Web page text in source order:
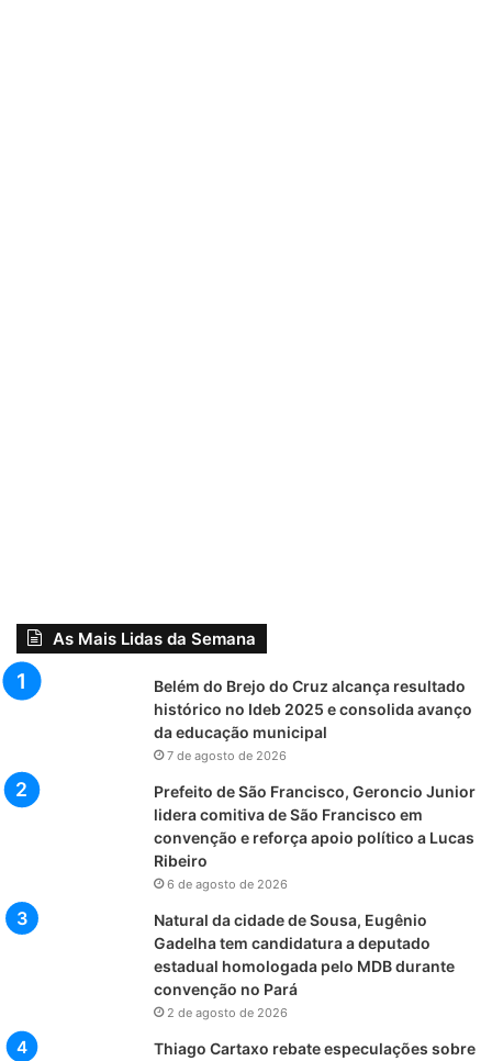
As Mais Lidas da Semana
Belém do Brejo do Cruz alcança resultado
histórico no Ideb 2025 e consolida avanço
da educação municipal
7 de agosto de 2026
Prefeito de São Francisco, Geroncio Junior
lidera comitiva de São Francisco em
convenção e reforça apoio político a Lucas
Ribeiro
6 de agosto de 2026
Natural da cidade de Sousa, Eugênio
Gadelha tem candidatura a deputado
estadual homologada pelo MDB durante
convenção no Pará
2 de agosto de 2026
Thiago Cartaxo rebate especulações sobre